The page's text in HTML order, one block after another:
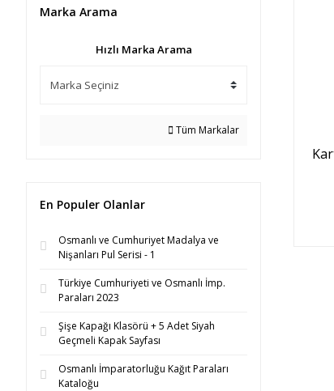
Marka Arama
Hızlı Marka Arama
Tüm Markalar
En Populer Olanlar
Osmanlı ve Cumhuriyet Madalya ve
Nişanları Pul Serisi - 1
Türkiye Cumhuriyeti ve Osmanlı İmp.
Paraları 2023
Şişe Kapağı Klasörü + 5 Adet Siyah
Geçmeli Kapak Sayfası
Osmanlı İmparatorluğu Kağıt Paraları
Kataloğu